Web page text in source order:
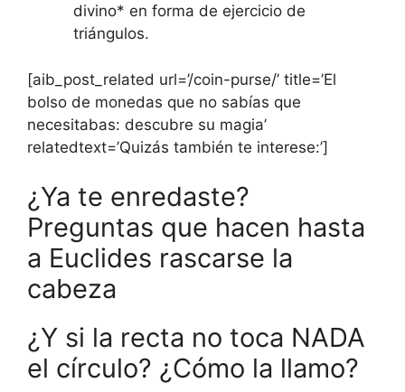
divino* en forma de ejercicio de
triángulos.
[aib_post_related url=’/coin-purse/’ title=’El
bolso de monedas que no sabías que
necesitabas: descubre su magia’
relatedtext=’Quizás también te interese:’]
¿Ya te enredaste?
Preguntas que hacen hasta
a Euclides rascarse la
cabeza
¿Y si la recta no toca NADA
el círculo? ¿Cómo la llamo?